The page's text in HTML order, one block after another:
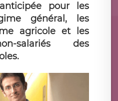
pour les
général, les
agricole et les
salariés des